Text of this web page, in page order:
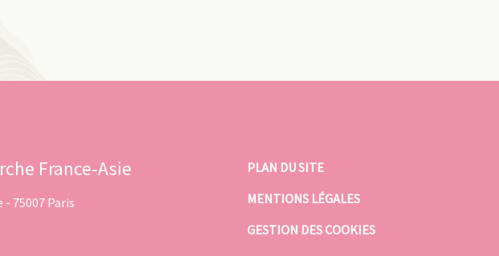
France-Asie
- 75007 Paris
PLAN DU SITE
MENTIONS LÉGALES
GESTION DES COOKIES